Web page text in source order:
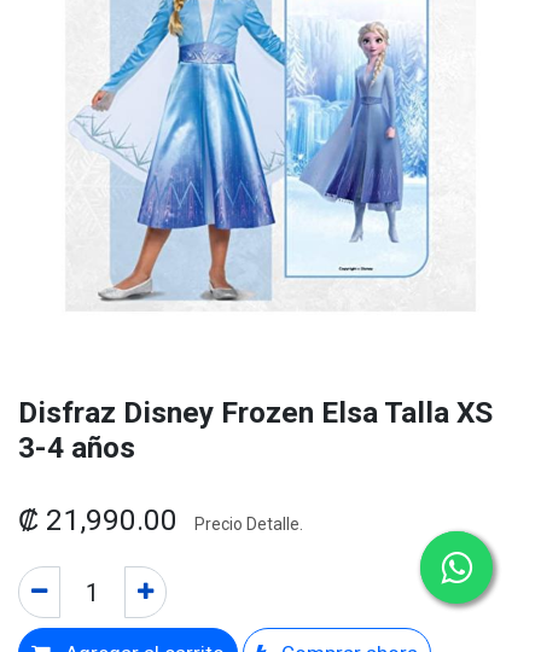
Disfraz Disney Frozen Elsa Talla XS
3-4 años
₡ 21,990.00 Precio Detalle.